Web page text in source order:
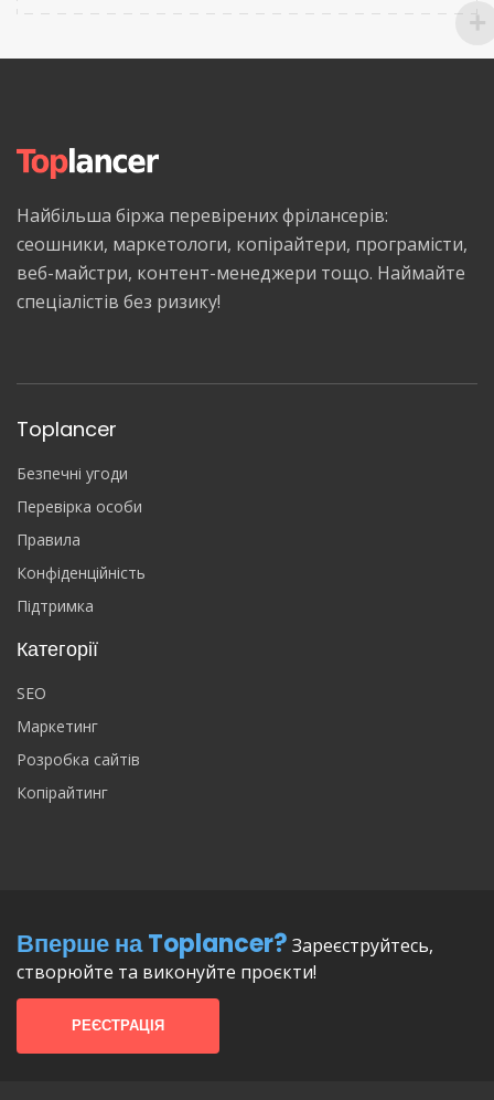
Найбільша біржа перевірених фрілансерів:
сеошники, маркетологи, копірайтери, програмісти,
веб-майстри, контент-менеджери тощо. Наймайте
спеціалістів без ризику!
Toplancer
Безпечні угоди
Перевірка особи
Правила
Конфіденційність
Підтримка
Категорії
SEO
Маркетинг
Розробка сайтів
Копірайтинг
Вперше на Toplancer? Зареєструйтесь,
створюйте та виконуйте проєкти!
РЕЄСТРАЦІЯ